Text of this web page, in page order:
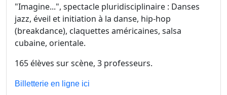
"Imagine...", spectacle pluridisciplinaire : Danses
jazz, éveil et initiation à la danse, hip-hop
(breakdance), claquettes américaines, salsa
cubaine, orientale.
165 élèves sur scène, 3 professeurs.
Billetterie en ligne ici